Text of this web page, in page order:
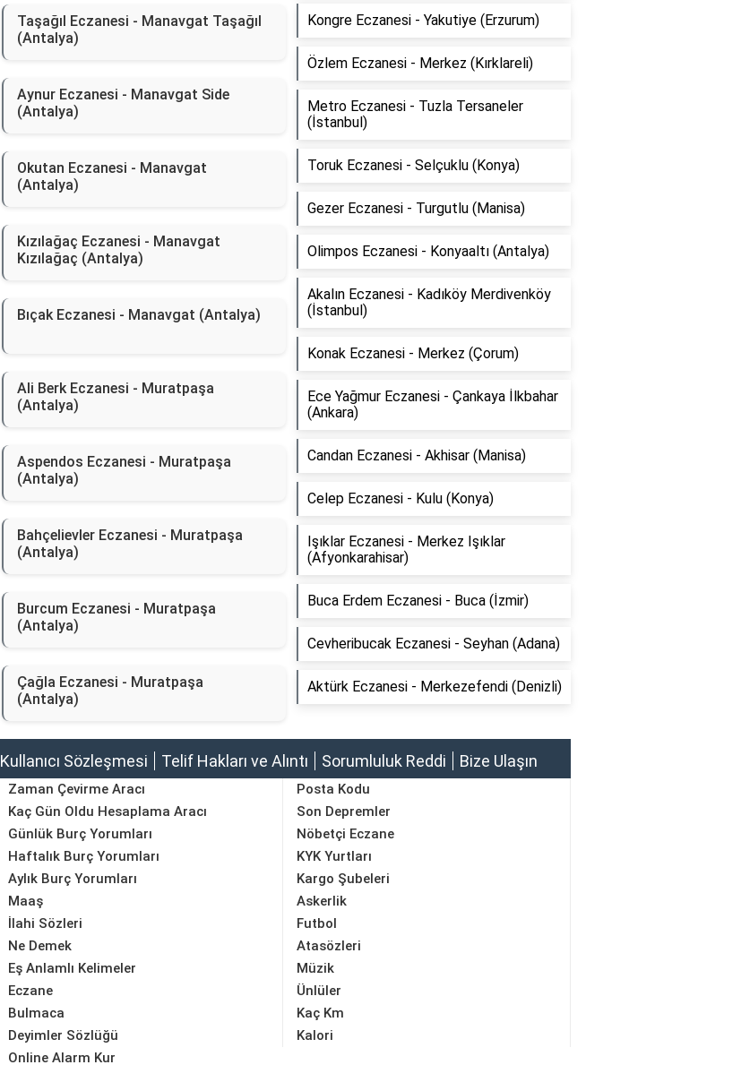
Taşağıl Eczanesi - Manavgat Taşağıl
(Antalya)
Aynur Eczanesi - Manavgat Side
(Antalya)
Okutan Eczanesi - Manavgat
(Antalya)
Kızılağaç Eczanesi - Manavgat
Kızılağaç (Antalya)
Bıçak Eczanesi - Manavgat (Antalya)
Ali Berk Eczanesi - Muratpaşa
(Antalya)
Aspendos Eczanesi - Muratpaşa
(Antalya)
Bahçelievler Eczanesi - Muratpaşa
(Antalya)
Burcum Eczanesi - Muratpaşa
(Antalya)
Çağla Eczanesi - Muratpaşa
(Antalya)
Kongre Eczanesi - Yakutiye (Erzurum)
Özlem Eczanesi - Merkez (Kırklareli)
Metro Eczanesi - Tuzla Tersaneler
(İstanbul)
Toruk Eczanesi - Selçuklu (Konya)
Gezer Eczanesi - Turgutlu (Manisa)
Olimpos Eczanesi - Konyaaltı (Antalya)
Akalın Eczanesi - Kadıköy Merdivenköy
(İstanbul)
Konak Eczanesi - Merkez (Çorum)
Ece Yağmur Eczanesi - Çankaya İlkbahar
(Ankara)
Candan Eczanesi - Akhisar (Manisa)
Celep Eczanesi - Kulu (Konya)
Işıklar Eczanesi - Merkez Işıklar
(Afyonkarahisar)
Buca Erdem Eczanesi - Buca (İzmir)
Cevheribucak Eczanesi - Seyhan (Adana)
Aktürk Eczanesi - Merkezefendi (Denizli)
Kullanıcı Sözleşmesi Telif Hakları ve Alıntı Sorumluluk Reddi Bize Ulaşın
Zaman Çevirme Aracı
Kaç Gün Oldu Hesaplama Aracı
Günlük Burç Yorumları
Haftalık Burç Yorumları
Aylık Burç Yorumları
Maaş
Posta Kodu
Son Depremler
Nöbetçi Eczane
KYK Yurtları
Kargo Şubeleri
Askerlik
İlahi Sözleri
Ne Demek
Eş Anlamlı Kelimeler
Eczane
Bulmaca
Deyimler Sözlüğü
Futbol
Atasözleri
Müzik
Ünlüler
Kaç Km
Kalori
Online Alarm Kur